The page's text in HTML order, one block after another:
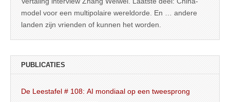
model voor een multipolaire wereldorde. En … andere
landen zijn vrienden of kunnen het worden.
PUBLICATIES
De Leestafel # 108: AI mondiaal op een tweesprong